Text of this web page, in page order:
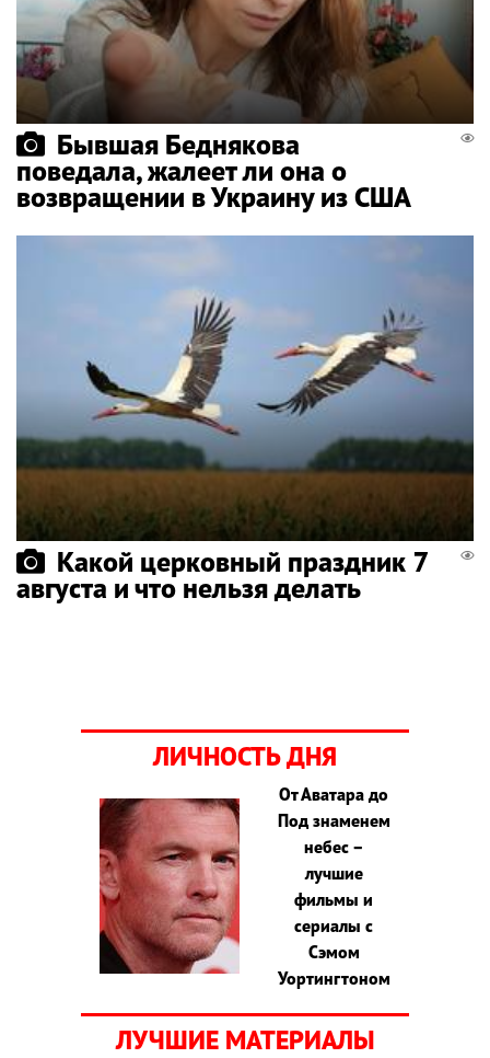
Бывшая Беднякова
поведала, жалеет ли она о
возвращении в Украину из США
Какой церковный праздник 7
августа и что нельзя делать
ЛИЧНОСТЬ ДНЯ
От Аватара до
Под знаменем
небес –
лучшие
фильмы и
сериалы с
Сэмом
Уортингтоном
ЛУЧШИЕ МАТЕРИАЛЫ